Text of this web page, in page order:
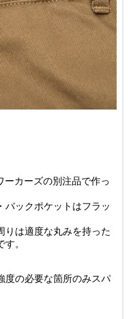
ーカーズの別注品で作っ
バックポケットはフラッ
りは適度な丸みを持った
。
度の必要な箇所のみスパ